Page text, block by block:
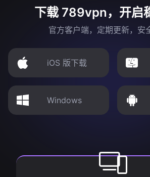
下载 789vpn，开启
官方客户端，定期更新，安
iOS 版下载
Windows